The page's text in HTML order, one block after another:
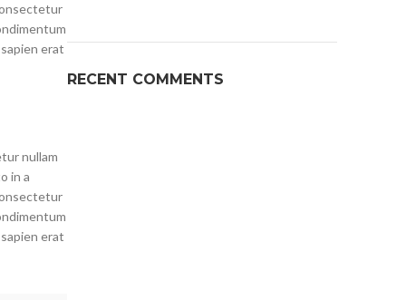
erat
nullam
in a
erat
RECENT COMMENTS